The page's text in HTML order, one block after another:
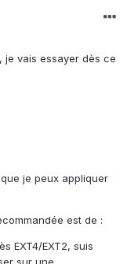
je vais essayer dès ce
je peux appliquer
est de :
EXT4/EXT2, suis